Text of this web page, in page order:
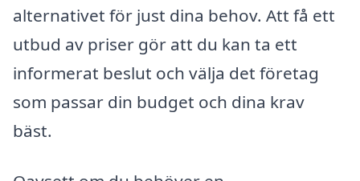
alternativet för just dina behov. Att få ett
utbud av priser gör att du kan ta ett
informerat beslut och välja det företag
som passar din budget och dina krav
bäst.